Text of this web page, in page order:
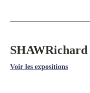
SHAWRichard
Voir les expositions